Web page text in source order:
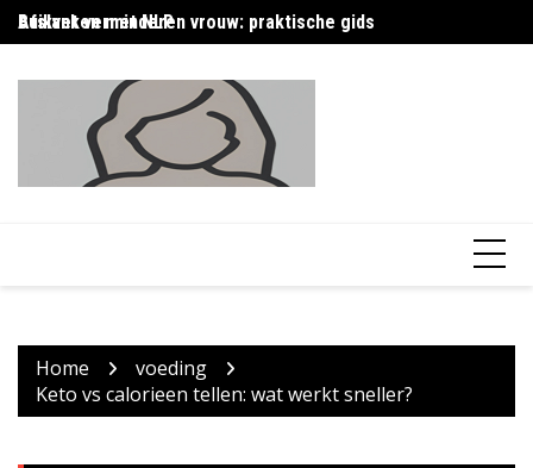
Skip
to
Afslanken met NLP
Buikvet verminderen vrouw: praktische gids
Home
voeding
Keto vs calorieen tellen: wat werkt sneller?